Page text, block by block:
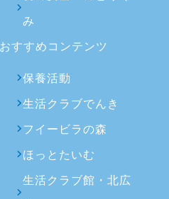
み
おすすめコンテンツ
保養活動
生活クラブでんき
フイービラの森
ほっとたいむ
生活クラブ館・北広